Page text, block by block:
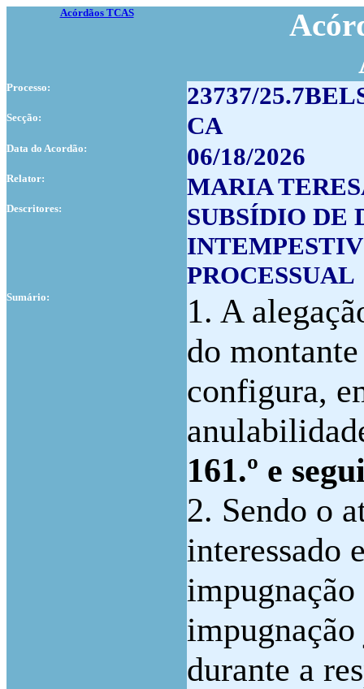
Acórdãos TCAS
Processo: 23737/
Secção: CA
Data do Acordão: 06/18/2026
Relator: MARIA
Descritores:
SUBSÍDIO DE
PROCESSUAL
Sumário:
1. A
do
configura,
161.º e
2. Sendo o
interessado
durante a